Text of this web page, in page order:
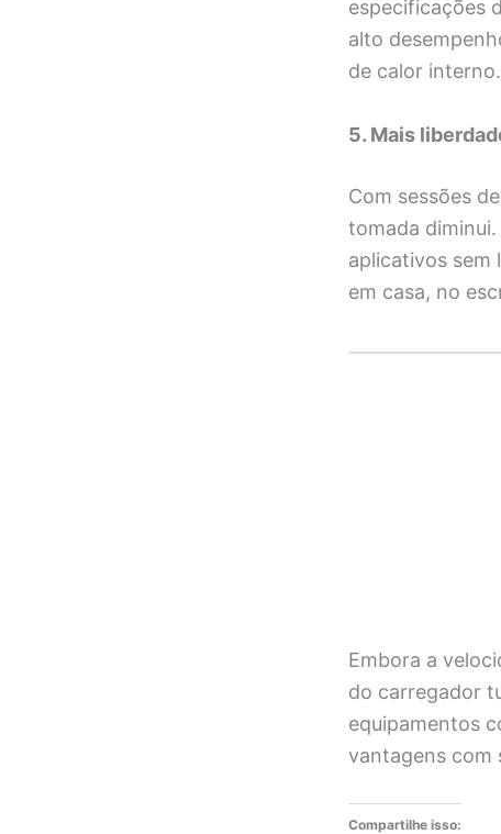
especificações
alto
de calor interno.
5. Mais
Com sessões
tomada
aplicativos sem
em casa, no
Embora a
do carregador
equipamentos
vantagens com
Compartilhe isso: